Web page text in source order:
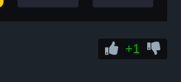
+1